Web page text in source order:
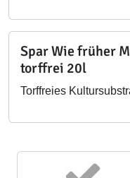
Spar Wie früher
torffrei 20l
Torffreies